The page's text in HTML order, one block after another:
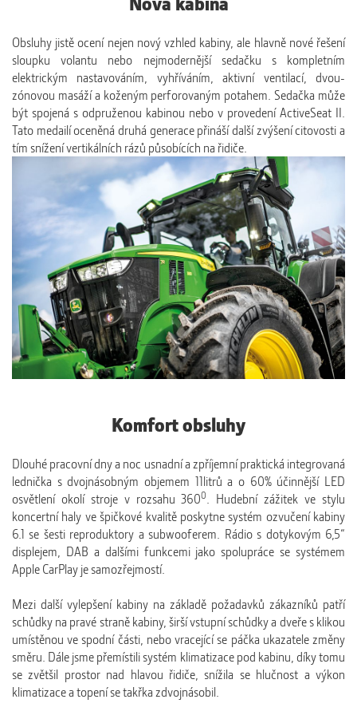
Obsluhy jistě ocení nejen nový vzhled kabiny, ale hlavně nové řešení
sloupku volantu nebo nejmodernější sedačku s kompletním
elektrickým nastavováním, vyhříváním, aktivní ventilací, dvou-
zónovou masáží a koženým perforovaným potahem. Sedačka může
být spojená s odpruženou kabinou nebo v provedení ActiveSeat II.
Tato medailí oceněná druhá generace přináší další zvýšení citovosti a
tím snížení vertikálních rázů působících na řidiče.
Komfort obsluhy
Dlouhé pracovní dny a noc usnadní a zpříjemní praktická integrovaná
lednička s dvojnásobným objemem 11litrů a o 60% účinnější LED
osvětlení okolí stroje v rozsahu 3600. Hudební zážitek ve stylu
koncertní haly ve špičkové kvalitě poskytne systém ozvučení kabiny
6.1 se šesti reproduktory a subwooferem. Rádio s dotykovým 6,5“
displejem, DAB a dalšími funkcemi jako spolupráce se systémem
Apple CarPlay je samozřejmostí.
Mezi další vylepšení kabiny na základě požadavků zákazníků patří
schůdky na pravé straně kabiny, širší vstupní schůdky a dveře s klikou
umístěnou ve spodní části, nebo vracející se páčka ukazatele změny
směru. Dále jsme přemístili systém klimatizace pod kabinu, díky tomu
se zvětšil prostor nad hlavou řidiče, snížila se hlučnost a výkon
klimatizace a topení se takřka zdvojnásobil.